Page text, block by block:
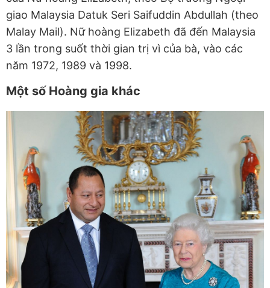
giao Malaysia Datuk Seri Saifuddin Abdullah (theo
Malay Mail). Nữ hoàng Elizabeth đã đến Malaysia
3 lần trong suốt thời gian trị vì của bà, vào các
năm 1972, 1989 và 1998.
Một số Hoàng gia khác